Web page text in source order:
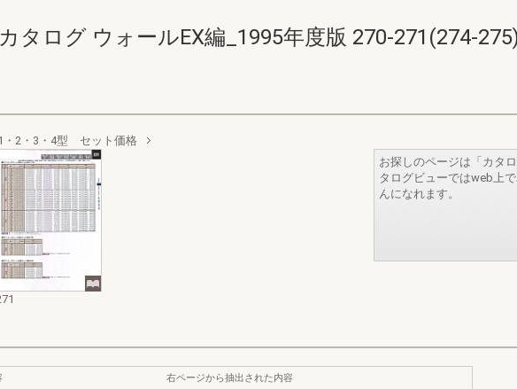
タログ ウォールEX編_1995年度版 270-271(274-
2・3・4型 セット価格
お探しのページは「カタ
タログビューではweb上
んになれます。
右ページから抽出された内容